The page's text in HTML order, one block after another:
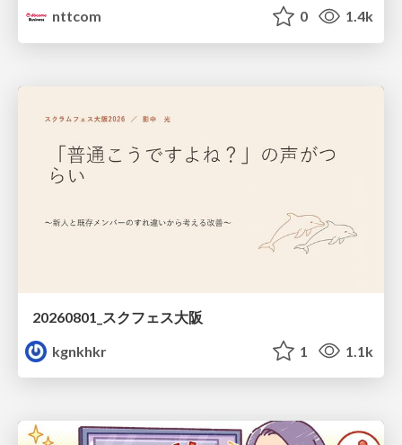
nttcom
0 1.4k
20260801_スクフェス大阪
kgnkhkr
1 1.1k